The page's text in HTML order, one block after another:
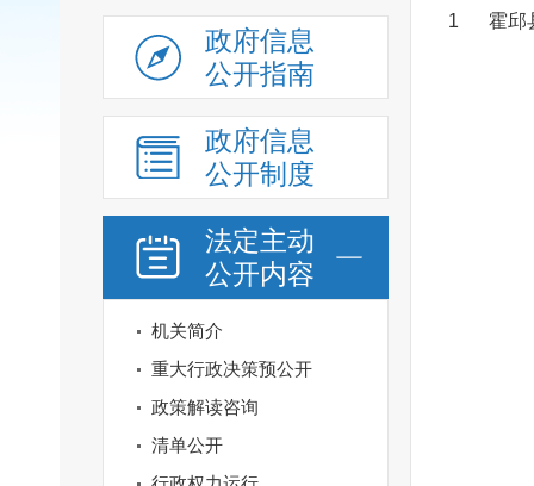
政府信息
公开指南
政府信息
公开制度
法定主动
公开内容
机关简介
重大行政决策预公开
政策解读咨询
清单公开
1 霍邱